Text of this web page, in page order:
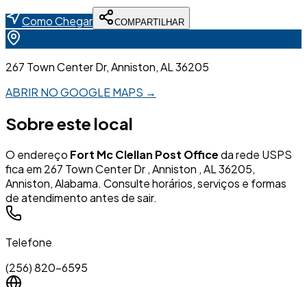
Como Chegar COMPARTILHAR
267 Town Center Dr, Anniston, AL 36205
ABRIR NO GOOGLE MAPS →
Sobre este local
O endereço Fort Mc Clellan Post Officeda rede USPS
fica em 267 Town Center Dr , Anniston , AL 36205,
Anniston, Alabama. Consulte horários, serviços e formas
de atendimento antes de sair.
Telefone
(256) 820-6595